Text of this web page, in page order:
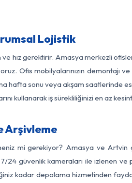
Lojistik
ve hız gerektirir. Amasya merkezli
Ofis mobilyalarınızın demontajı
sonu veya akşam saatlerinde
kullanarak iş sürekliliğinizi en az
Arşivleme
mi gerekiyor? Amasya ve
24 güvenlik kameraları ile izlenen
kadar depolama hizmetinden